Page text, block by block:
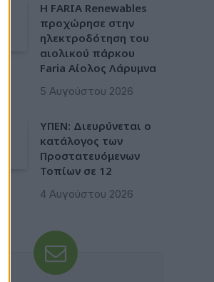
Η FARIA Renewables
προχώρησε στην
ηλεκτροδότηση του
αιολικού πάρκου
Faria Αίολος Λάρυμνα
5 Αυγούστου 2026
ΥΠΕΝ: Διευρύνεται ο
κατάλογος των
Προστατευόμενων
Τοπίων σε 12
4 Αυγούστου 2026